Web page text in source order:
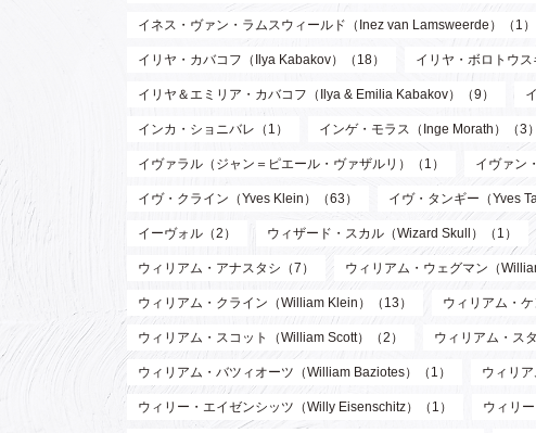
イネス・ヴァン・ラムスウィールド（Inez van Lamsweerde）（1）
イリヤ・カバコフ（Ilya Kabakov）（18） イリヤ・ボロトウス
イリヤ＆エミリア・カバコフ（Ilya & Emilia Kabakov）（9）
インカ・ショニバレ（1） インゲ・モラス（Inge Morath）（3）
イヴァラル（ジャン＝ピエール・ヴァザルリ）（1） イヴァン
イヴ・クライン（Yves Klein）（63） イヴ・タンギー（Yves
イーヴォル（2） ウィザード・スカル（Wizard Skull）（1）
ウィリアム・アナスタシ（7） ウィリアム・ウェグマン（
ウィリアム・クライン（William Klein）（13） ウィリアム・
ウィリアム・スコット（William Scott）（2） ウィリアム・ス
ウィリアム・バツィオーツ（William Baziotes）（1） ウィリ
ウィリー・エイゼンシッツ（Willy Eisenschitz）（1） ウィリ